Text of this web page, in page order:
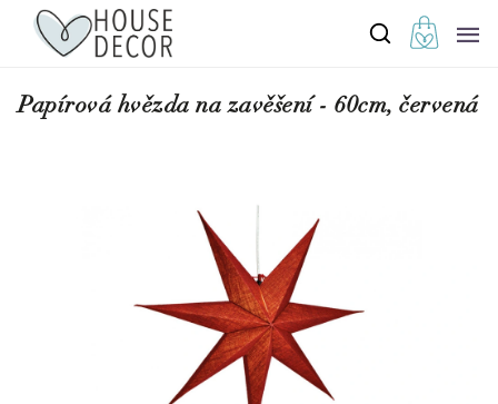
Papírová hvězda na zavěšení - 60cm, červená